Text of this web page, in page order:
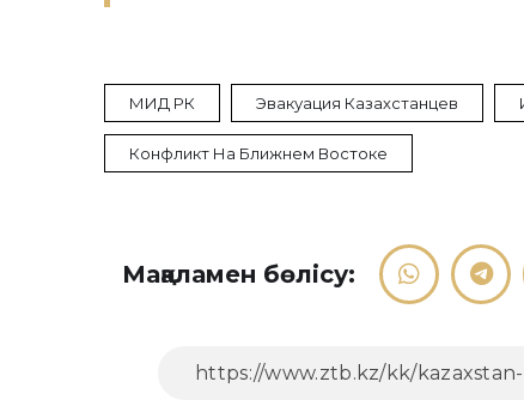
МИД РК Эвакуация Казахстанцев
Конфликт На Ближнем Востоке
Мақаламен бөлісу: